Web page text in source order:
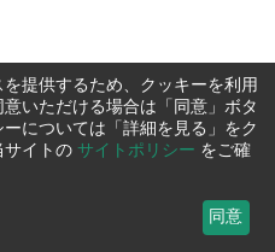
提供するため、クッキーを利用
いただける場合は「同意」ボタ
については「詳細を見る」をク
サイトの サイトポリシー をご確
同意